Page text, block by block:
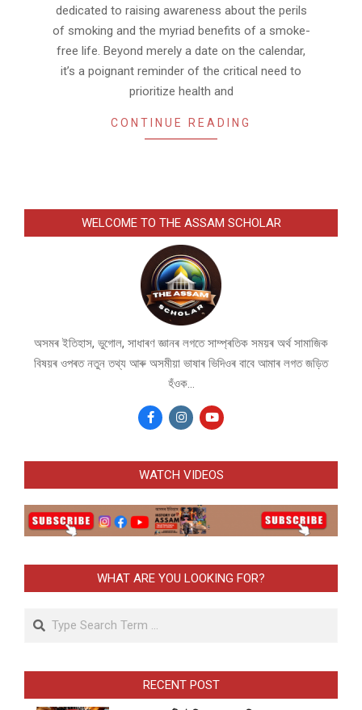
dedicated to raising awareness about the perils
of smoking and the myriad benefits of a smoke-
free life. Beyond merely a date on the calendar,
it’s a poignant reminder of the critical need to
prioritize health and
CONTINUE READING
WELCOME TO THE ASSAM SCHOLAR
অসমৰ ইতিহাস, ভুগোল, সাধাৰণ জ্ঞানৰ লগতে সাম্প্ৰতিক সময়ৰ অৰ্থ সামাজিক
বিষয়ৰ ওপৰত নতুন তথ্য আৰু অসমীয়া ভাষাৰ ভিদিওৰ বাবে আমাৰ লগত জড়িত
হঁওক...
WATCH VIDEOS
WHAT ARE YOU LOOKING FOR?
Search
RECENT POST